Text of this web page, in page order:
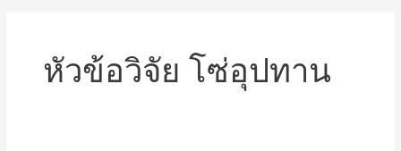
หัวข้อวิจัย โซ่อุปทาน